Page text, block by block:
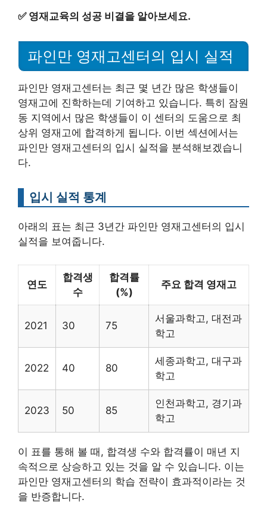
✅ 영재교육의 성공 비결을 알아보세요.
파인만 영재고센터의 입시 실적
파인만 영재고센터는 최근 몇 년간 많은 학생들이
영재고에 진학하는데 기여하고 있습니다. 특히 잠원
동 지역에서 많은 학생들이 이 센터의 도움으로 최
상위 영재고에 합격하게 됩니다. 이번 섹션에서는
파인만 영재고센터의 입시 실적을 분석해보겠습니
다.
입시 실적 통계
아래의 표는 최근 3년간 파인만 영재고센터의 입시
실적을 보여줍니다.
연도
합격생
수
합격률
(%)
주요 합격 영재고
2021 30 75
서울과학고, 대전과
학고
2022 40 80
세종과학고, 대구과
학고
2023 50 85
인천과학고, 경기과
학고
이 표를 통해 볼 때, 합격생 수와 합격률이 매년 지
속적으로 상승하고 있는 것을 알 수 있습니다. 이는
파인만 영재고센터의 학습 전략이 효과적이라는 것
을 반증합니다.